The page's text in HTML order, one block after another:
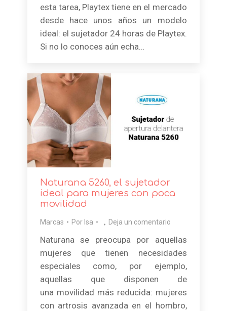
esta tarea, Playtex tiene en el mercado
desde hace unos años un modelo
ideal: el sujetador 24 horas de Playtex.
Si no lo conoces aún echa…
Naturana 5260, el sujetador
ideal para mujeres con poca
movilidad
Marcas Por Isa Deja un comentario
Naturana se preocupa por aquellas
mujeres que tienen necesidades
especiales como, por ejemplo,
aquellas que disponen de
una movilidad más reducida: mujeres
con artrosis avanzada en el hombro,